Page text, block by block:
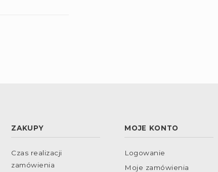
ZAKUPY
Czas realizacji
zamówienia
MOJE KONTO
Logowanie
Moje zamówienia